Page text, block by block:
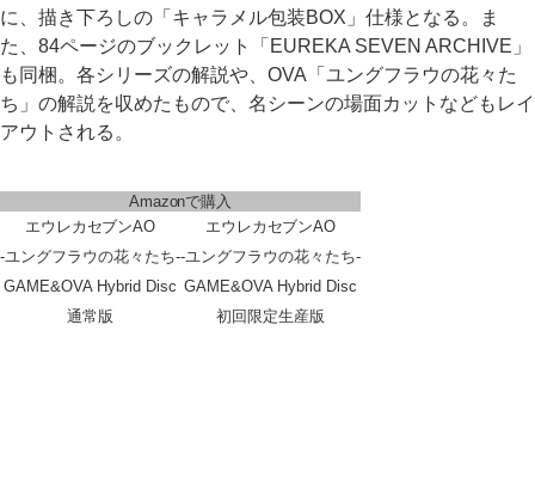
に、描き下ろしの「キャラメル包装BOX」仕様となる。ま
た、84ページのブックレット「EUREKA SEVEN ARCHIVE」
も同梱。各シリーズの解説や、OVA「ユングフラウの花々た
ち」の解説を収めたもので、名シーンの場面カットなどもレイ
アウトされる。
Amazonで購入
エウレカセブンAO
-ユングフラウの花々たち-
GAME&OVA Hybrid Disc
通常版
エウレカセブンAO
-ユングフラウの花々たち-
GAME&OVA Hybrid Disc
初回限定生産版